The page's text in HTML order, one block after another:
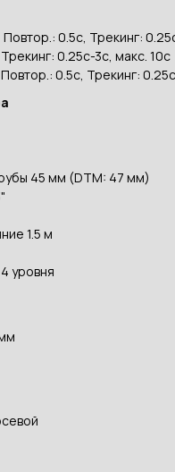
0.5с, Трекинг:
0.25с-3с, макс. 10с
0.5с, Трекинг: 0.25с
45 мм (DTM: 47 мм)
1.5 м
уровня